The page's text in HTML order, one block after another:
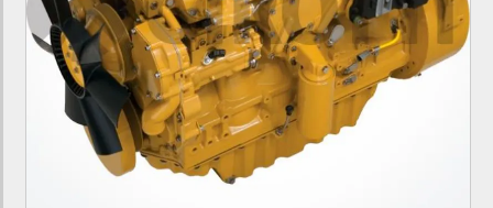
Bomba de alta pressão c6.6
Bomba de alta pressão c6.4
Bomba de alta pressão c4.4
Bomba de alta pressão c4.2